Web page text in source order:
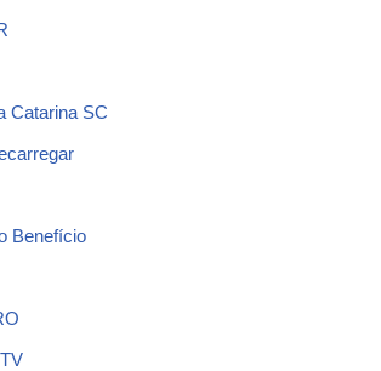
Catarina SC
Benefício